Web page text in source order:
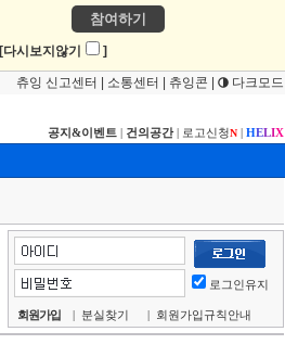
참여하기
[다시보지않기 ]
츄잉 신고센터 소통센터 츄잉콘 다크모드
공지&이벤트 | 건의공간| 로고신청N | HELIX
로그인유지
회원가입 | 분실찾기 | 회원가입규칙안내